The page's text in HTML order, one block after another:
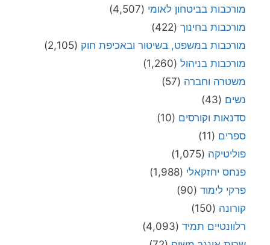
מורכבות בביטחון לאומי (4,507)
מורכבות בחינוך (422)
מורכבות במשפט, בשיטור ובאכיפת חוק (2,105)
מורכבות בניהול (1,260)
משטרה וחברה (57)
נשים (43)
סדנאות וקורסים (10)
ספרים (11)
פוליטיקה (1,075)
פנחס יחזקאלי (1,988)
פרקי לימוד (90)
קורונה (150)
רלוונטיים תמיד (4,093)